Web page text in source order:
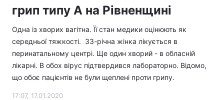
грип типу А на Рівненщині
Одна із хворих вагітна. Її стан медики оцінюють як
середньої тяжкості. 33-річна жінка лікується в
перинатальному центрі. Ще один хворий - в обласній
лікарні. В обох вірус підтвердився лабораторно. Відомо,
що обоє пацієнтів не були щеплені проти грипу.
17:07, 17.01.2020